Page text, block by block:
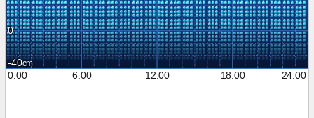
0
-40
0:00
6:00 12:00 18:00 24:00